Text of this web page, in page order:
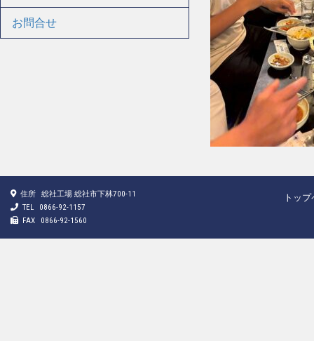
お問合せ
住所
総社工場 総社市下林700-11
TEL
0866-92-1157
FAX
0866-92-1560
トッ